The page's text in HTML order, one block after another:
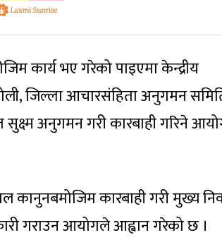
कार्य भए गरेको पाइएमा केन्द्रीय
जिल्ला आचारसंहिता अनुगमन
अनुगमन गरी कारबाही गरिने
कानुनबमोजिम कारबाही गरी मुख्य
गराउन आयोगले आह्वान गरेको छ ।